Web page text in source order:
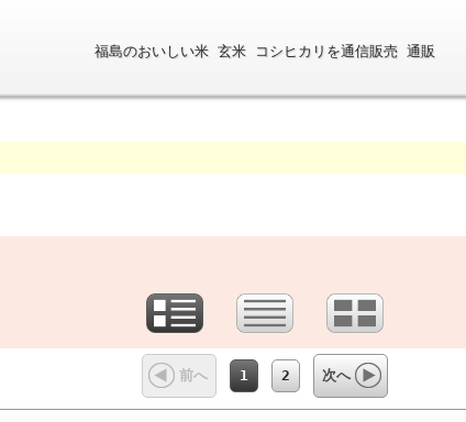
福島のおいしい米 玄米 コシヒカリを通信販売 通販
前へ 1 2 次へ